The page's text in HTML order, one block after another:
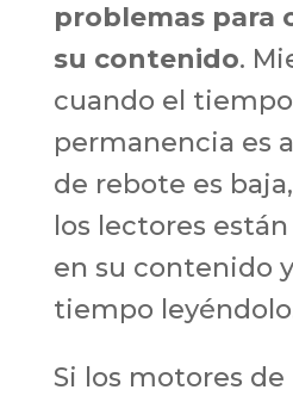
problemas para
su contenido.
cuando el
permanencia es
de rebote es
los lectores
en su contenido
tiempo
Si los motores